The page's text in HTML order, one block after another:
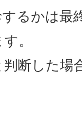
るかは最
。
断した場